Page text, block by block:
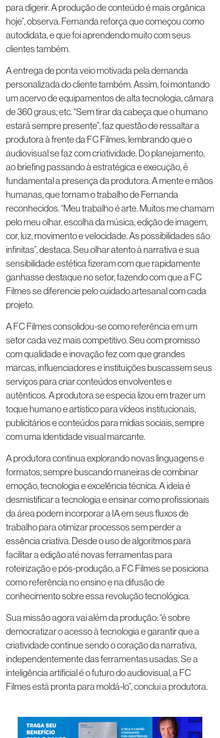
para digerir. A produção de conteúdo é mais orgânica
hoje”, observa. Fernanda reforça que começou como
autodidata, e que foi aprendendo muito com seus
clientes também.
A entrega de ponta veio motivada pela demanda
personalizada do cliente também. Assim, foi montando
um acervo de equipamentos de alta tecnologia, câmara
de 360 graus, etc. “Sem tirar da cabeça que o humano
estará sempre presente”, faz questão de ressaltar a
produtora à frente da FC Filmes, lembrando que o
audiovisual se faz com criatividade. Do planejamento,
ao briefing passando à estratégica e execução, é
fundamental a presença da produtora. A mente e mãos
humanas, que tornam o trabalho de Fernanda
reconhecidos. “Meu trabalho é arte. Muitos me chamam
pelo meu olhar, escolha da música, edição de imagem,
cor, luz, movimento e velocidade. As possibilidades são
infinitas”, destaca. Seu olhar atento à narrativa e sua
sensibilidade estética fizeram com que rapidamente
ganhasse destaque no setor, fazendo com que a FC
Filmes se diferencie pelo cuidado artesanal com cada
projeto.
A FC Filmes consolidou-se como referência em um
setor cada vez mais competitivo. Seu com promisso
com qualidade e inovação fez com que grandes
marcas, influenciadores e instituições buscassem seus
serviços para criar conteúdos envolventes e
autênticos. A produtora se especia lizou em trazer um
toque humano e artístico para vídeos institucionais,
publicitários e conteúdos para mídias sociais, sempre
com uma identidade visual marcante.
A produtora continua explorando novas linguagens e
formatos, sempre buscando maneiras de combinar
emoção, tecnologia e excelência técnica. A ideia é
desmistificar a tecnologia e ensinar como profissionais
da área podem incorporar a IA em seus fluxos de
trabalho para otimizar processos sem perder a
essência criativa. Desde o uso de algoritmos para
facilitar a edição até novas ferramentas para
roteirização e pós-produção, a FC Filmes se posiciona
como referência no ensino e na difusão de
conhecimento sobre essa revolução tecnológica.
Sua missão agora vai além da produção: “é sobre
democratizar o acesso à tecnologia e garantir que a
criatividade continue sendo o coração da narrativa,
independentemente das ferramentas usadas. Se a
inteligência artificial é o futuro do audiovisual, a FC
Filmes está pronta para moldá-lo”, conclui a produtora.